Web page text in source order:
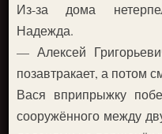
Из-за дома
Надежда.
— Алексей
позавтракает, а потом
Вася вприпрыжку
сооружённого между